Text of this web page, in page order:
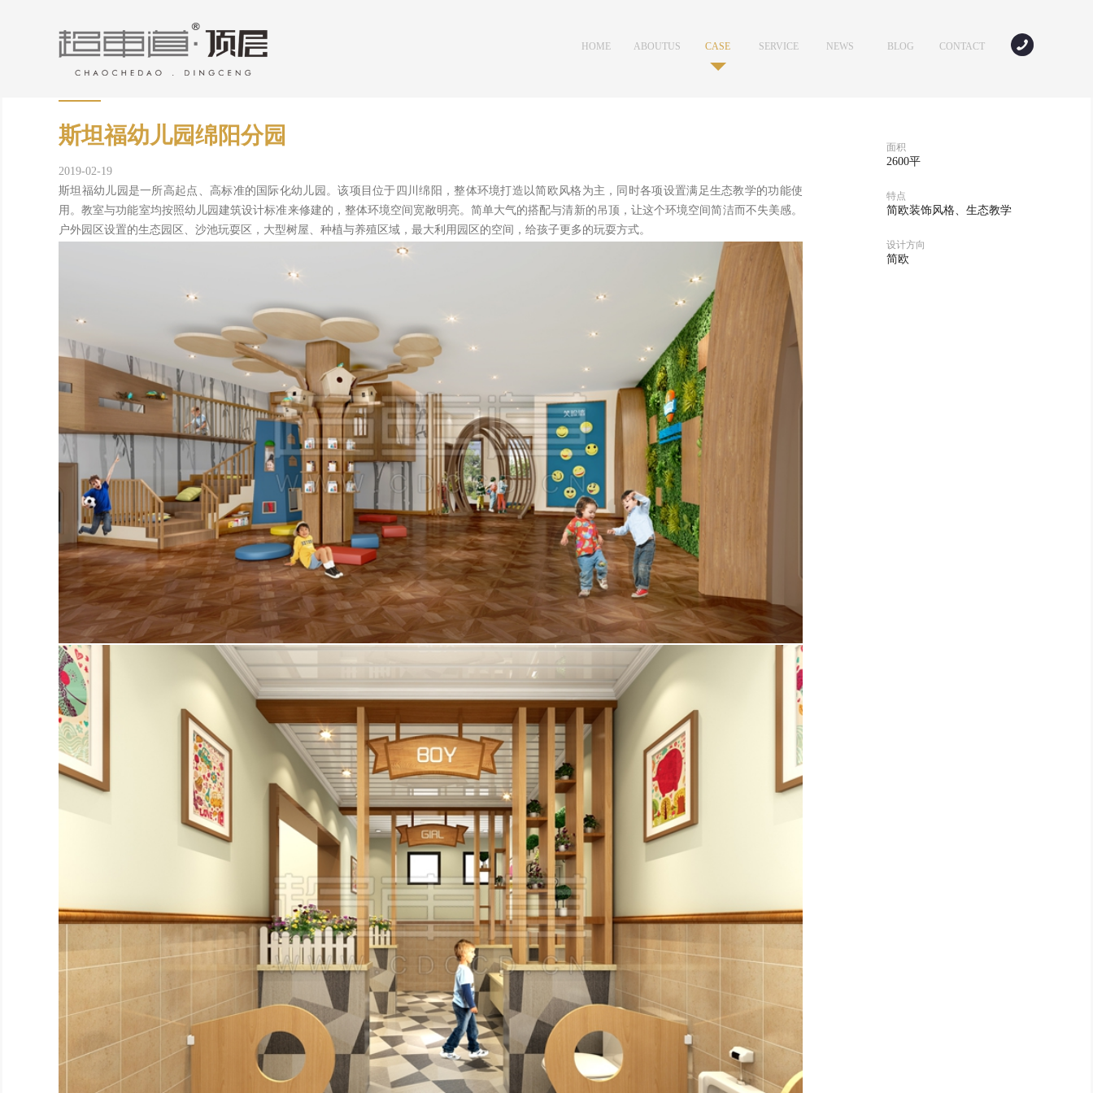
HOME ABOUTUS CASE SERVICE NEWS BLOG CONTACT
斯坦福幼儿园绵阳分园
2019-02-19
斯坦福幼儿园是一所高起点、高标准的国际化幼儿园。该项目位于四川绵阳，整体环境打造以简欧风格为主，同时各项设置满足生态教学的功能使
用。教室与功能室均按照幼儿园建筑设计标准来修建的，整体环境空间宽敞明亮。简单大气的搭配与清新的吊顶，让这个环境空间简洁而不失美感。
户外园区设置的生态园区、沙池玩耍区，大型树屋、种植与养殖区域，最大利用园区的空间，给孩子更多的玩耍方式。
面积
2600平
特点
简欧装饰风格、生态教学
设计方向
简欧